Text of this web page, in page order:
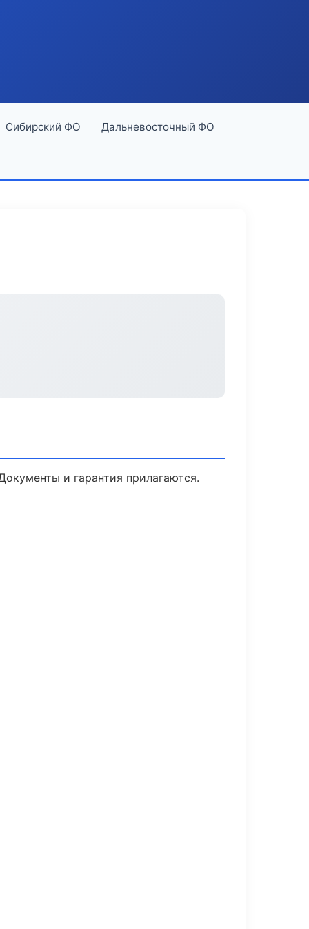
Сибирский ФО Дальневосточный ФО
и гарантия прилагаются.